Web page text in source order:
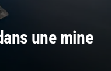
une mine